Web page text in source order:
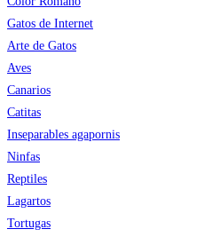
Gatos de Internet
Arte de Gatos
Aves
Canarios
Catitas
Inseparables agapornis
Ninfas
Reptiles
Lagartos
Tortugas